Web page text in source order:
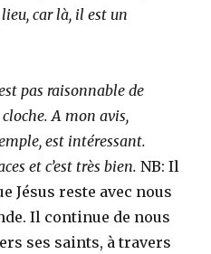
car là, il est un
pas raisonnable de
cloche. A mon avis,
est intéressant.
et c’est très bien. NB: Il
Jésus reste avec nous
Il continue de nous
ses saints, à travers